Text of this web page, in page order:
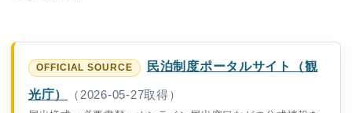
民泊制度ポータルサイト（観
光庁）
（2026-05-27取得）